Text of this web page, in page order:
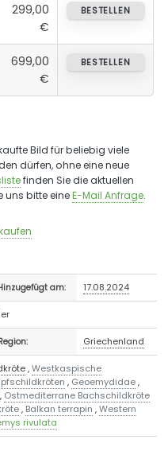
299,00
€
BESTELLEN
699,00
€
BESTELLEN
Bild für beliebig viele
dürfen, ohne eine neue
finden Sie die aktuellen
uns bitte eineE-Mail Anfrage.
am: 17.08.2024
Griechenland
,Westkaspische
, Geoemydidae,
, Ostmediterrane Bachschildkröte
, Balkan terrapin ,Western
rivulata